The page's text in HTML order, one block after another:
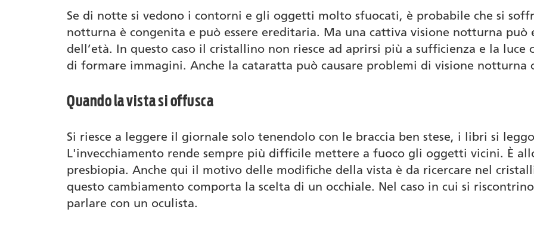
Se di notte si vedono i contorni e gli oggetti molto sfuocati, è probabile che si
notturna è congenita e può essere ereditaria. Ma una cattiva visione notturna può
dell’età. In questo caso il cristallino non riesce ad aprirsi più a sufficienza e la luce
di formare immagini. Anche la cataratta può causare problemi di visione notturna
Quando la vista si offusca
Si riesce a leggere il giornale solo tenendolo con le braccia ben stese, i libri si
L'invecchiamento rende sempre più difficile mettere a fuoco gli oggetti vicini. È
presbiopia. Anche qui il motivo delle modifiche della vista è da ricercare nel
questo cambiamento comporta la scelta di un occhiale. Nel caso in cui si
parlare con un oculista.